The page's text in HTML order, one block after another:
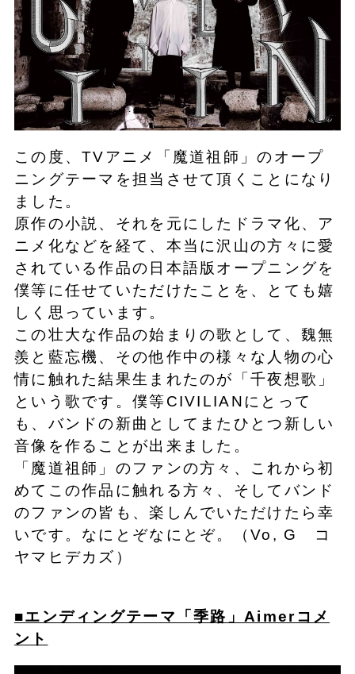
この度、TVアニメ「魔道祖師」のオープ
ニングテーマを担当させて頂くことになり
ました。
原作の小説、それを元にしたドラマ化、ア
ニメ化などを経て、本当に沢山の方々に愛
されている作品の日本語版オープニングを
僕等に任せていただけたことを、とても嬉
しく思っています。
この壮大な作品の始まりの歌として、魏無
羨と藍忘機、その他作中の様々な人物の心
情に触れた結果生まれたのが「千夜想歌」
という歌です。僕等CIVILIANにとって
も、バンドの新曲としてまたひとつ新しい
音像を作ることが出来ました。
「魔道祖師」のファンの方々、これから初
めてこの作品に触れる方々、そしてバンド
のファンの皆も、楽しんでいただけたら幸
いです。なにとぞなにとぞ。（Vo, G コ
ヤマヒデカズ）
■エンディングテーマ「季路」Aimerコメ
ント